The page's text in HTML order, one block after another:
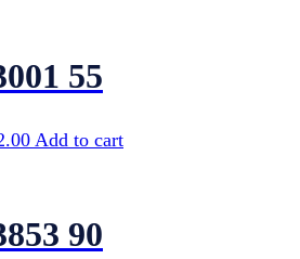
55
Add to cart
90